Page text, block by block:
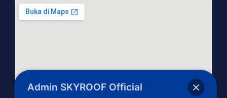
Admin SKYROOF Official